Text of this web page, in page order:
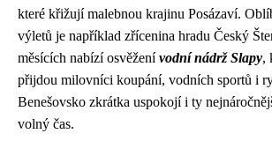
které křižují malebnou krajinu Posázaví.
výletů je například zřícenina hradu Český
měsících nabízí osvěženívodní nádrž Slapy,
přijdou milovníci koupání, vodních sportů i
Benešovsko zkrátka uspokojí i ty
volný čas.